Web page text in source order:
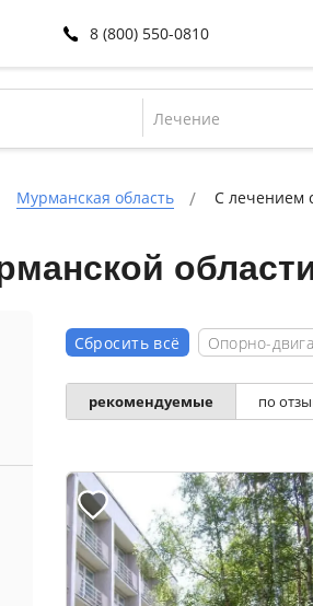
8 (800) 550-0810
Лечение
Мурманская область С лечением
Сбросить всё Опорно-
рекомендуемые по